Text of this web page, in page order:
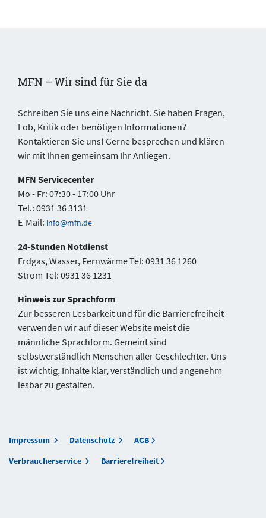
MFN – Wir sind für Sie da
Schreiben Sie uns eine Nachricht. Sie haben Fragen,
Lob, Kritik oder benötigen Informationen?
Kontaktieren Sie uns! Gerne besprechen und klären
wir mit Ihnen gemeinsam Ihr Anliegen.
MFN Servicecenter
Mo - Fr: 07:30 - 17:00 Uhr
Tel.: 0931 36 3131
E-Mail: info@mfn.de
24-Stunden Notdienst
Erdgas, Wasser, Fernwärme Tel: 0931 36 1260
Strom Tel: 0931 36 1231
Hinweis zur Sprachform
Zur besseren Lesbarkeit und für die Barrierefreiheit
verwenden wir auf dieser Website meist die
männliche Sprachform. Gemeint sind
selbstverständlich Menschen aller Geschlechter. Uns
ist wichtig, Inhalte klar, verständlich und angenehm
lesbar zu gestalten.
Impressum Datenschutz
AGB
Verbraucherservice
Barrierefreiheit